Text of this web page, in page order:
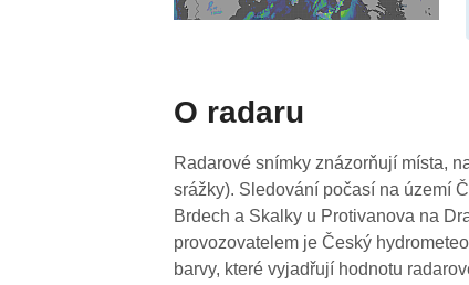
O radaru
Radarové snímky znázorňují místa,
srážky). Sledování počasí na území
Brdech a Skalky u Protivanova na
provozovatelem je Český
barvy, které vyjadřují hodnotu